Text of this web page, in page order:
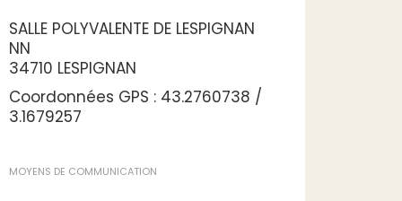
SALLE POLYVALENTE DE LESPIGNAN
NN
34710 LESPIGNAN
Coordonnées GPS : 43.2760738 /
3.1679257
MOYENS DE COMMUNICATION